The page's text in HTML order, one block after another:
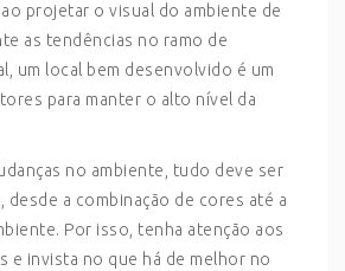
projetar o visual do ambiente de
as tendências no ramo de
um local bem desenvolvido é um
para manter o alto nível da
no ambiente, tudo deve ser
desde a combinação de cores até a
Por isso, tenha atenção aos
e invista no que há de melhor no